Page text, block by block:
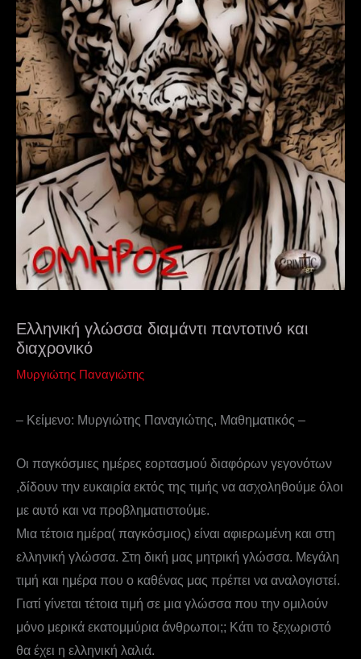
Ελληνική γλώσσα διαμάντι παντοτινό και
διαχρονικό
Μυργιώτης Παναγιώτης
– Κείμενο: Μυργιώτης Παναγιώτης, Μαθηματικός –
Οι παγκόσμιες ημέρες εορτασμού διαφόρων γεγονότων
,δίδουν την ευκαιρία εκτός της τιμής να ασχοληθούμε όλοι
με αυτό και να προβληματιστούμε.
Μια τέτοια ημέρα( παγκόσμιος) είναι αφιερωμένη και στη
ελληνική γλώσσα. Στη δική μας μητρική γλώσσα. Μεγάλη
τιμή και ημέρα που ο καθένας μας πρέπει να αναλογιστεί.
Γιατί γίνεται τέτοια τιμή σε μια γλώσσα που την ομιλούν
μόνο μερικά εκατομμύρια άνθρωποι;; Κάτι το ξεχωριστό
θα έχει η ελληνική λαλιά.